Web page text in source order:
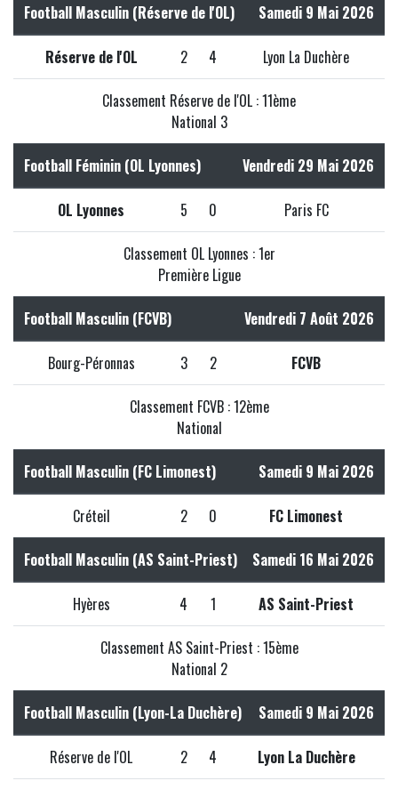
Football Masculin (Réserve de l'OL) Samedi 9 Mai 2026
Réserve de l'OL 2 4 Lyon La Duchère
Classement Réserve de l'OL : 11ème
National 3
Football Féminin (OL Lyonnes) Vendredi 29 Mai 2026
OL Lyonnes 5 0 Paris FC
Classement OL Lyonnes : 1er
Première Ligue
Football Masculin (FCVB) Vendredi 7 Août 2026
Bourg-Péronnas 3 2 FCVB
Classement FCVB : 12ème
National
Football Masculin (FC Limonest) Samedi 9 Mai 2026
Créteil 2 0 FC Limonest
Football Masculin (AS Saint-Priest) Samedi 16 Mai 2026
Hyères 4 1 AS Saint-Priest
Classement AS Saint-Priest : 15ème
National 2
Football Masculin (Lyon-La Duchère) Samedi 9 Mai 2026
Réserve de l'OL 2 4 Lyon La Duchère